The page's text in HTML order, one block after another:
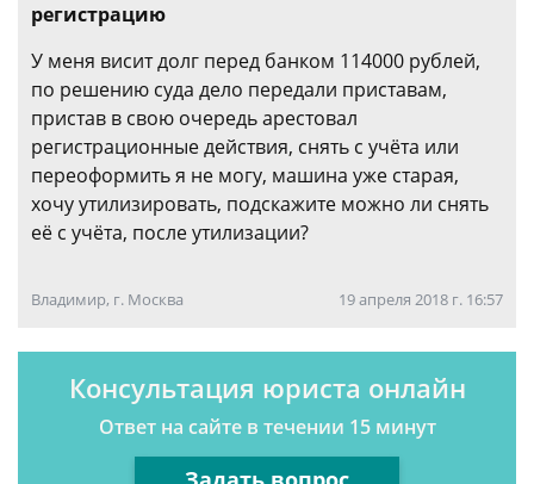
регистрацию
У меня висит долг перед банком 114000 рублей,
по решению суда дело передали приставам,
пристав в свою очередь арестовал
регистрационные действия, снять с учёта или
переоформить я не могу, машина уже старая,
хочу утилизировать, подскажите можно ли снять
её с учёта, после утилизации?
Владимир, г. Москва 19 апреля 2018 г. 16:57
Консультация юриста онлайн
Ответ на сайте в течении 15 минут